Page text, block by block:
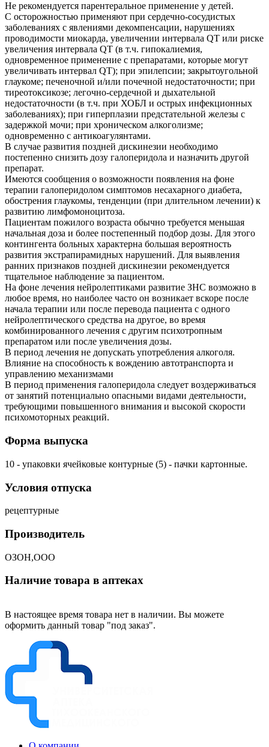
Не рекомендуется парентеральное применение у детей.
С осторожностью применяют при сердечно-сосудистых
заболеваниях с явлениями декомпенсации, нарушениях
проводимости миокарда, увеличении интервала QT или риске
увеличения интервала QT (в т.ч. гипокалиемия,
одновременное применение с препаратами, которые могут
увеличивать интервал QT); при эпилепсии; закрытоугольной
глаукоме; печеночной и/или почечной недостаточности; при
тиреотоксикозе; легочно-сердечной и дыхательной
недостаточности (в т.ч. при ХОБЛ и острых инфекционных
заболеваниях); при гиперплазии предстательной железы с
задержкой мочи; при хроническом алкоголизме;
одновременно с антикоагулянтами.
В случае развития поздней дискинезии необходимо
постепенно снизить дозу галоперидола и назначить другой
препарат.
Имеются сообщения о возможности появления на фоне
терапии галоперидолом симптомов несахарного диабета,
обострения глаукомы, тенденции (при длительном лечении) к
развитию лимфомоноцитоза.
Пациентам пожилого возраста обычно требуется меньшая
начальная доза и более постепенный подбор дозы. Для этого
контингента больных характерна большая вероятность
развития экстрапирамидных нарушений. Для выявления
ранних признаков поздней дискинезии рекомендуется
тщательное наблюдение за пациентом.
На фоне лечения нейролептиками развитие ЗНС возможно в
любое время, но наиболее часто он возникает вскоре после
начала терапии или после перевода пациента с одного
нейролептического средства на другое, во время
комбинированного лечения с другим психотропным
препаратом или после увеличения дозы.
В период лечения не допускать употребления алкоголя.
Влияние на способность к вождению автотранспорта и
управлению механизмами
В период применения галоперидола следует воздерживаться
от занятий потенциально опасными видами деятельности,
требующими повышенного внимания и высокой скорости
психомоторных реакций.
Форма выпуска
10 - упаковки ячейковые контурные (5) - пачки картонные.
Условия отпуска
рецептурные
Производитель
ОЗОН,ООО
Наличие товара в аптеках
В настоящее время товара нет в наличии. Вы можете
оформить данный товар "под заказ".